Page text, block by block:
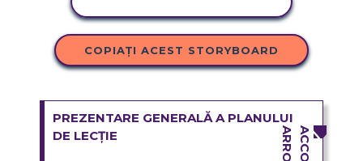
COPIAȚI ACEST STORYBOARD
PREZENTARE GENERALĂ A PLANULUI
DE LECȚIE